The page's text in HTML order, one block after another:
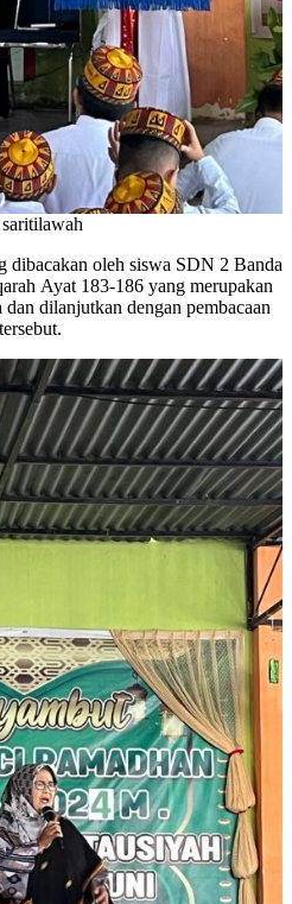
dibacakan oleh siswa SDN 2 Banda
Ayat 183-186 yang merupakan
dilanjutkan dengan pembacaan